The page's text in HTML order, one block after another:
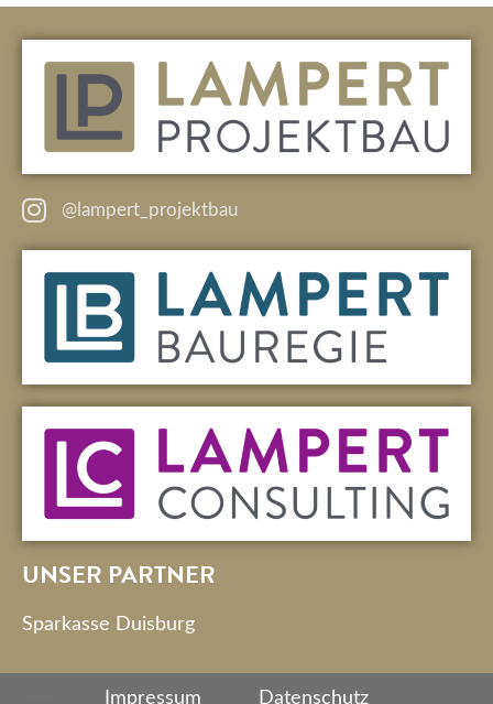
@lampert_projektbau
UNSER PARTNER
Sparkasse Duisburg
Datenschutz
Impressum